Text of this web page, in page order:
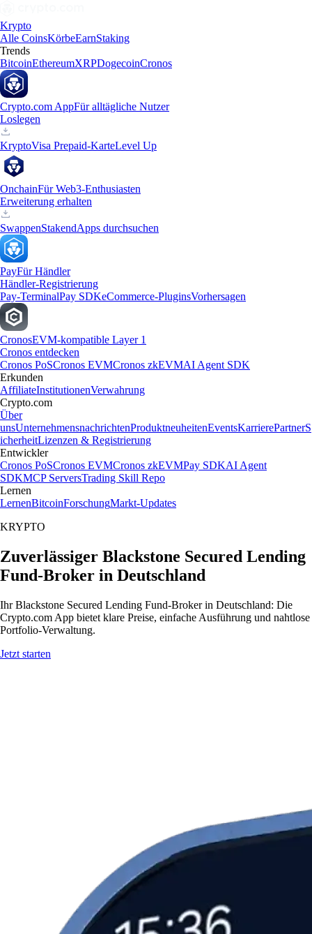
Krypto
Alle CoinsKörbeEarnStaking
Trends
BitcoinEthereumXRPDogecoinCronos
Crypto.com AppFür alltägliche Nutzer
Loslegen
KryptoVisa Prepaid-KarteLevel Up
OnchainFür Web3-Enthusiasten
Erweiterung erhalten
SwappenStakendApps durchsuchen
PayFür Händler
Händler-Registrierung
Pay-TerminalPay SDKeCommerce-PluginsVorhersagen
CronosEVM-kompatible Layer 1
Cronos entdecken
Cronos PoSCronos EVMCronos zkEVMAI Agent SDK
Erkunden
AffiliateInstitutionenVerwahrung
Crypto.com
Über
unsUnternehmensnachrichtenProduktneuheitenEventsKarrierePartnerS
icherheitLizenzen & Registrierung
Entwickler
Cronos PoSCronos EVMCronos zkEVMPay SDKAI Agent
SDKMCP ServersTrading Skill Repo
Lernen
LernenBitcoinForschungMarkt-Updates
KRYPTO
Zuverlässiger Blackstone Secured Lending
Fund-Broker in Deutschland
Ihr Blackstone Secured Lending Fund-Broker in Deutschland: Die
Crypto.com App bietet klare Preise, einfache Ausführung und nahtlose
Portfolio-Verwaltung.
Jetzt starten